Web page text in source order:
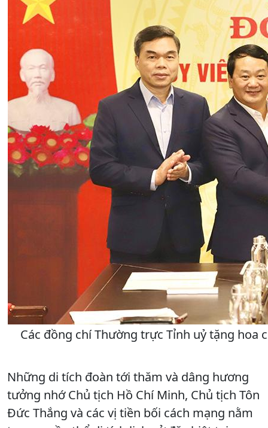
Các đồng chí Thường trực Tỉnh uỷ tặng
Những di tích đoàn tới thăm và dâng hương
tưởng nhớ Chủ tịch Hồ Chí Minh, Chủ tịch Tôn
Đức Thắng và các vị tiền bối cách mạng nằm